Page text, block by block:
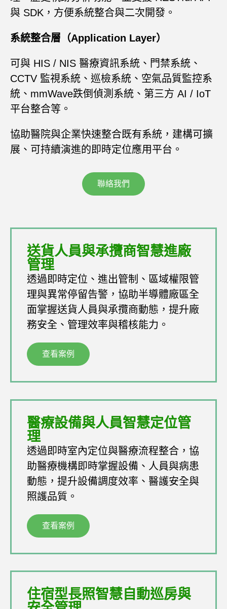
與 SDK，方便系統整合與二次開發。
系統整合層（Application Layer）
可與 HIS / NIS 醫療資訊系統、門禁系統、
CCTV 監視系統、巡檢系統、空氣品質監控系
統、mmWave跌倒偵測系統、第三方 AI / IoT
平台整合等。
協助醫院與企業快速整合既有系統，建構可擴
展、可持續演進的即時定位應用平台。
聯絡我們
住宿型長照智慧自動巡房與
醫療設備與人員智慧定位管
理
透過即時室內定位與醫療流程整合，協
助醫療機構即時掌握設備、人員與病患
動態，提升設備調度效率、醫護安全與
照護品質。
查看案例
送貨人員與承攬商智慧進廠
管理
透過即時定位、進出管制、區域權限管
理與異常停留告警，協助半導體廠區全
面掌握送貨人員與承攬商動態，提升廠
務安全、管理效率與稽核能力。
查看案例